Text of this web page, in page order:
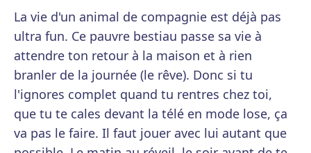
La vie d'un animal de compagnie est déjà pas
ultra fun. Ce pauvre bestiau passe sa vie à
attendre ton retour à la maison et à rien
branler de la journée (le rêve). Donc si tu
l'ignores complet quand tu rentres chez toi,
que tu te cales devant la télé en mode lose, ça
va pas le faire. Il faut jouer avec lui autant que